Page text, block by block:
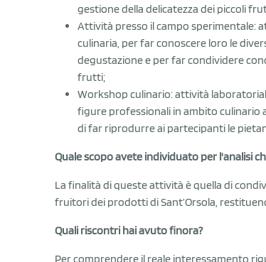
gestione della delicatezza dei piccoli
Attività presso il campo sperimentale:
culinaria, per far conoscere loro le
degustazione e per far condividere
frutti;
Workshop culinario: attività
figure professionali in ambito culinario
di far riprodurre ai partecipanti le
Quale scopo avete individuato per l'analisi
La finalità di queste attività è quella di
fruitori dei prodotti di Sant’Orsola,
Quali riscontri hai avuto finora?
Per comprendere il reale interessamento